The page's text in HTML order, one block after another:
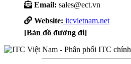
Email: sales@ect.vn
Website: itcvietnam.net
[Bản đồ đường đi]